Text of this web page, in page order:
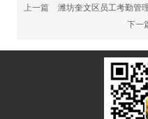
上一篇
潍坊奎文区员工考勤管
下一